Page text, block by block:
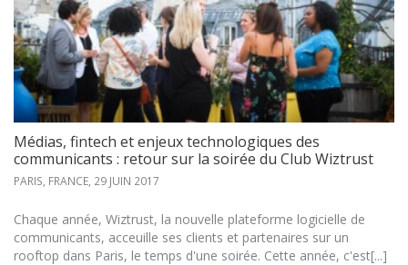
Médias, fintech et enjeux technologiques des
communicants : retour sur la soirée du Club Wiztrust
PARIS, FRANCE, 29 JUIN 2017
Chaque année, Wiztrust, la nouvelle plateforme logicielle de
communicants, acceuille ses clients et partenaires sur un
rooftop dans Paris, le temps d'une soirée. Cette année, c'est[...]